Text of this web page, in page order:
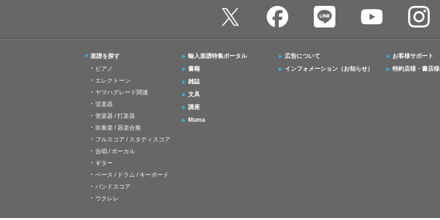
楽譜を探す
ピアノ
エレクトーン
ヤマハグレード関連
弦楽器
管楽器 / 打楽器
吹奏楽 / 器楽合奏
フルスコア / スタディスコア
合唱 / ボーカル
ギター
ベース / ドラム / キーボード
バンドスコア
ウクレレ
輸入楽譜特集ポータル
書籍
雑誌
文具
講座
Muma
広告について
インフォメーション（お知らせ）
お客様サポート
特約店様・書店